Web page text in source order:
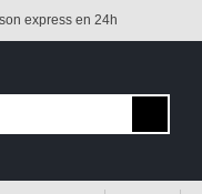
express en 24h